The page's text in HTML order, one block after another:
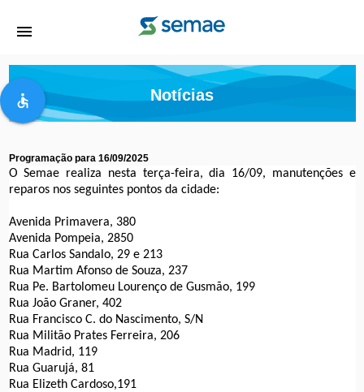
menu
accessible Notícias
Programação para 16/09/2025
O Semae realiza nesta terça-feira, dia 16/09, manutenções e
reparos nos seguintes pontos da cidade:
Avenida Primavera, 380
Avenida Pompeia, 2850
Rua Carlos Sandalo, 29 e 213
Rua Martim Afonso de Souza, 237
Rua Pe. Bartolomeu Lourenço de Gusmão, 199
Rua João Graner, 402
Rua Francisco C. do Nascimento, S/N
Rua Militão Prates Ferreira, 206
Rua Madrid, 119
Rua Guarujá, 81
Rua Elizeth Cardoso,191